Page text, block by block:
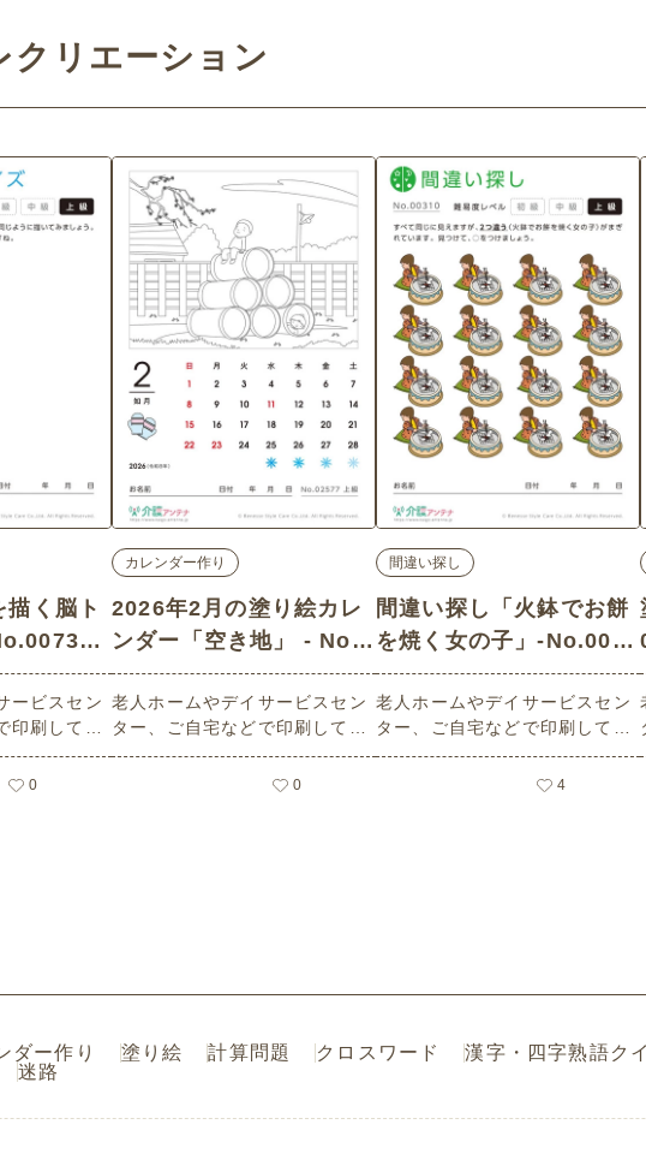
クリエーション
描く脳ト
イズの
ービスセン
印刷してお
の高齢者向
トレ・クイ
0
カレンダー作り
2026年2月の塗り絵カレ
ンダー「空き地」 - No.0
2577 (上級/カレンダー作
りの介護レク素材)
老人ホームやデイサービスセン
ター、ご自宅などで印刷してお
使いいただける無料の高齢者向
け介護レク素材 2026年2月の塗
0
間違い探し
間違い探し「火鉢でお餅
を焼く女の子」-No.0031
0 (上級/間違い探しの介
護レク素材)
老人ホームやデイサービスセン
ター、ご自宅などで印刷してお
使いいただける無料の高齢者向
け介護レク素材（間違い探し・
4
ダー作り 塗り絵 計算問題 クロスワード 漢字・四字熟語ク
迷路